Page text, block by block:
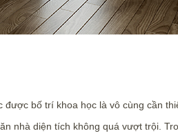
bố trí khoa học là vô cùng cần
nhà diện tích không quá vượt trội.